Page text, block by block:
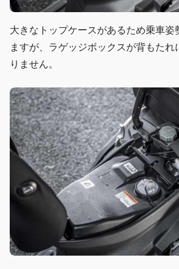
大きなトップケースがあるため乗車姿
ますが、ラゲッジボックスが背もたれ
りません。